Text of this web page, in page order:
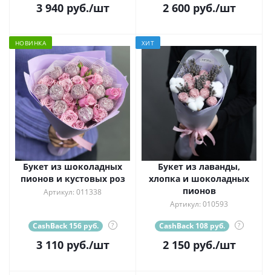
3 940руб./шт 2 600руб./шт
НОВИНКА
Букет из шоколадных
пионов и кустовых роз
Артикул: 011338
CashBack 156 руб. ?
3 110руб./шт
ХИТ
Букет из лаванды,
хлопка и шоколадных
пионов
Артикул: 010593
CashBack 108 руб. ?
2 150руб./шт